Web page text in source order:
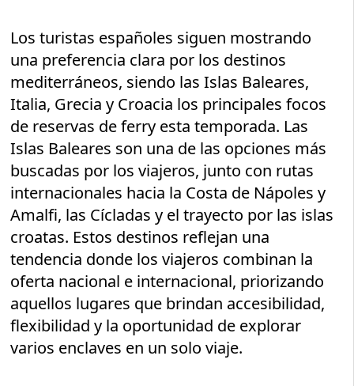
Los turistas españoles siguen mostrando
una preferencia clara por los destinos
mediterráneos, siendo las Islas Baleares,
Italia, Grecia y Croacia los principales focos
de reservas de ferry esta temporada. Las
Islas Baleares son una de las opciones más
buscadas por los viajeros, junto con rutas
internacionales hacia la Costa de Nápoles y
Amalfi, las Cícladas y el trayecto por las islas
croatas. Estos destinos reflejan una
tendencia donde los viajeros combinan la
oferta nacional e internacional, priorizando
aquellos lugares que brindan accesibilidad,
flexibilidad y la oportunidad de explorar
varios enclaves en un solo viaje.